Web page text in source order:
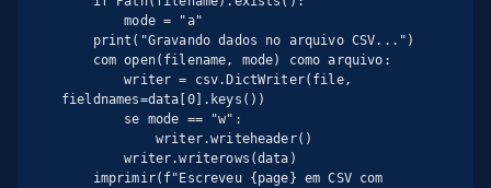
        mode = "a"
        writer = csv.DictWriter(file,
fieldnames=data[0].keys())
        writer.writerows(data)